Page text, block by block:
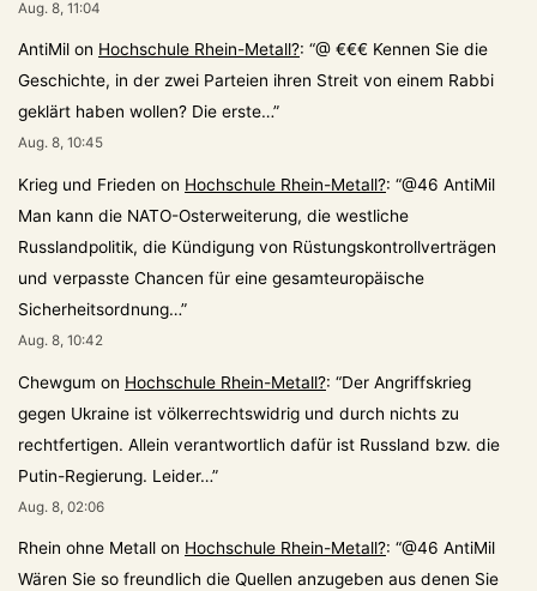
Aug. 8, 11:04
AntiMil on Hochschule Rhein-Metall?: “@ €€€ Kennen Sie die
Geschichte, in der zwei Parteien ihren Streit von einem Rabbi
geklärt haben wollen? Die erste…”
Aug. 8, 10:45
Krieg und Frieden on Hochschule Rhein-Metall?: “@46 AntiMil
Man kann die NATO-Osterweiterung, die westliche
Russlandpolitik, die Kündigung von Rüstungskontrollverträgen
und verpasste Chancen für eine gesamteuropäische
Sicherheitsordnung…”
Aug. 8, 10:42
Chewgum on Hochschule Rhein-Metall?: “Der Angriffskrieg
gegen Ukraine ist völkerrechtswidrig und durch nichts zu
rechtfertigen. Allein verantwortlich dafür ist Russland bzw. die
Putin-Regierung. Leider…”
Aug. 8, 02:06
Rhein ohne Metall on Hochschule Rhein-Metall?: “@46 AntiMil
Wären Sie so freundlich die Quellen anzugeben aus denen Sie